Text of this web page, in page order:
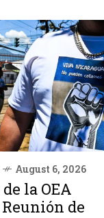
August 6, 2026
la OEA
de